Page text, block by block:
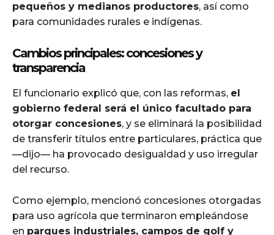
pequeños y medianos productores, así como
para comunidades rurales e indígenas.
Cambios principales: concesiones y
transparencia
El funcionario explicó que, con las reformas, el
gobierno federal será el único facultado para
otorgar concesiones, y se eliminará la posibilidad
de transferir títulos entre particulares, práctica que
—dijo— ha provocado desigualdad y uso irregular
del recurso.
Como ejemplo, mencionó concesiones otorgadas
para uso agrícola que terminaron empleándose
en parques industriales, campos de golf y